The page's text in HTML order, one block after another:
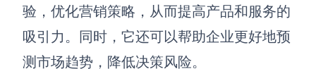
涂鸦画板
敏捷实践
客户旅程图
路线图
ER图
验，优化营销策略，从而提高产品和服务的
吸引力。同时，它还可以帮助企业更好地预
测市场趋势，降低决策风险。